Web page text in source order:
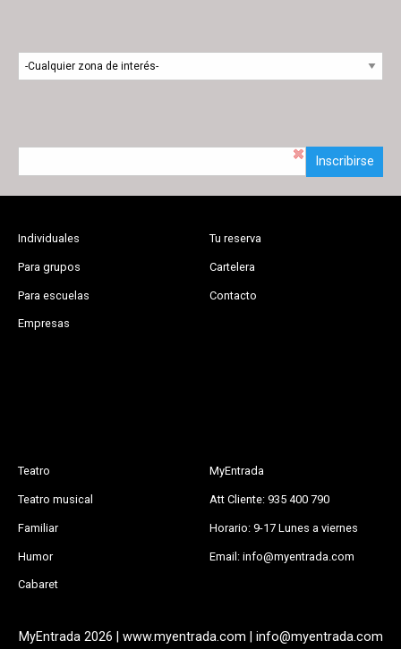
Inscribirse
Individuales
Para grupos
Para escuelas
Empresas
Tu reserva
Cartelera
Contacto
Teatro
Teatro musical
Familiar
Humor
Cabaret
MyEntrada
Att Cliente: 935 400 790
Horario: 9-17 Lunes a viernes
Email: info@myentrada.com
MyEntrada 2026 | www.myentrada.com | info@myentrada.com